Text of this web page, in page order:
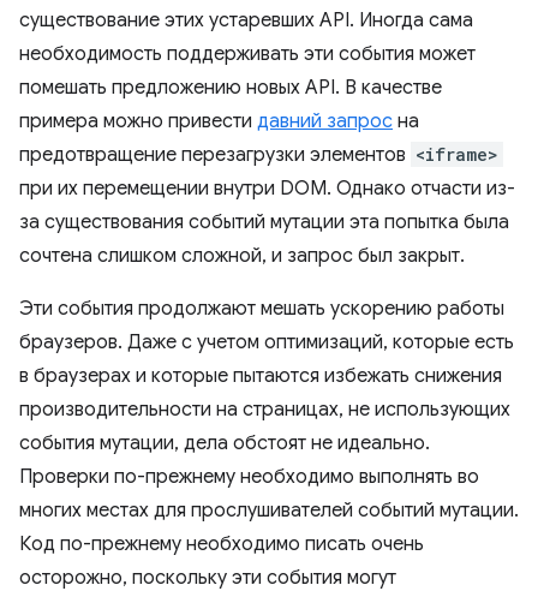
существование этих устаревших API. Иногда сама
необходимость поддерживать эти события может
помешать предложению новых API. В качестве
примера можно привести давний запрос на
предотвращение перезагрузки элементов <iframe>
при их перемещении внутри DOM. Однако отчасти из-
за существования событий мутации эта попытка была
сочтена слишком сложной, и запрос был закрыт.
Эти события продолжают мешать ускорению работы
браузеров. Даже с учетом оптимизаций, которые есть
в браузерах и которые пытаются избежать снижения
производительности на страницах, не использующих
события мутации, дела обстоят не идеально.
Проверки по-прежнему необходимо выполнять во
многих местах для прослушивателей событий мутации.
Код по-прежнему необходимо писать очень
осторожно, поскольку эти события могут